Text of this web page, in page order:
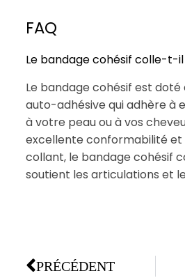
FAQ
Le bandage cohésif colle-t-il
Le bandage cohésif est
auto-adhésive qui adhère à
à votre peau ou à vos
excellente conformabilité et
collant, le bandage cohésif
soutient les articulations et
PRÉCÉDENT